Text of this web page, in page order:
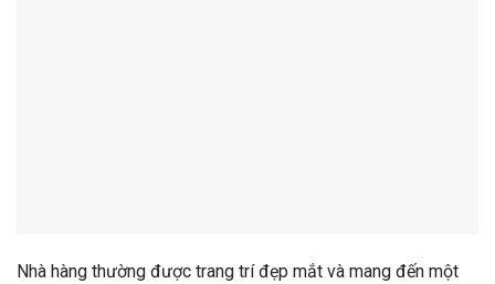
Nhà hàng thường được trang trí đẹp mắt và mang đến một